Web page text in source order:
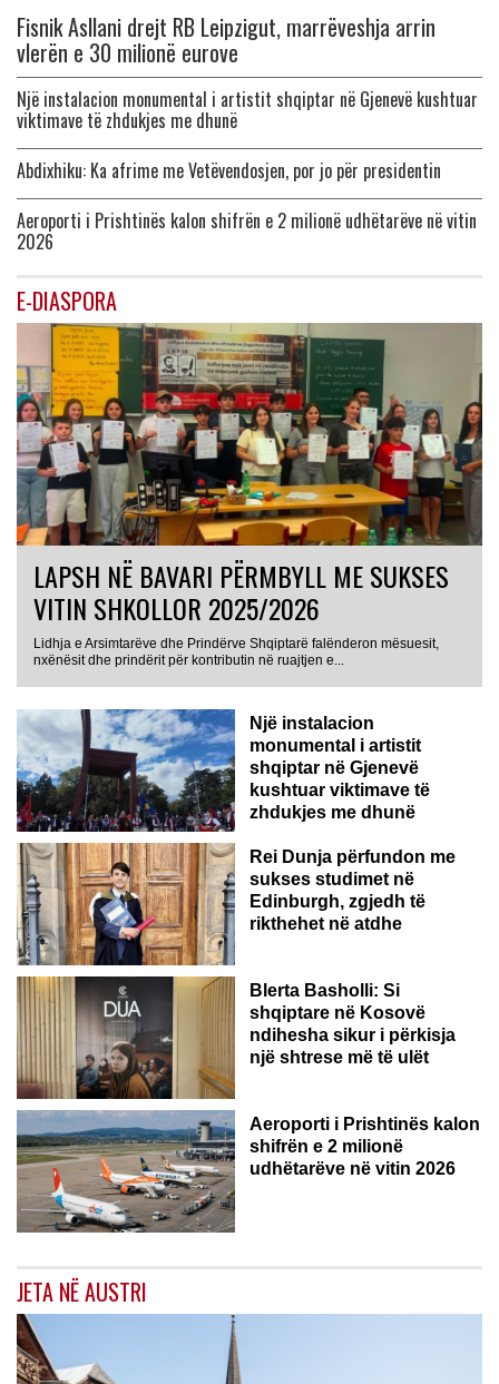
Fisnik Asllani drejt RB Leipzigut, marrëveshja arrin
vlerën e 30 milionë eurove
Një instalacion monumental i artistit shqiptar në Gjenevë kushtuar
viktimave të zhdukjes me dhunë
Abdixhiku: Ka afrime me Vetëvendosjen, por jo për presidentin
Aeroporti i Prishtinës kalon shifrën e 2 milionë udhëtarëve në vitin
2026
E-DIASPORA
LAPSH NË BAVARI PËRMBYLL ME SUKSES
VITIN SHKOLLOR 2025/2026
Lidhja e Arsimtarëve dhe Prindërve Shqiptarë falënderon mësuesit,
nxënësit dhe prindërit për kontributin në ruajtjen e...
Një instalacion
monumental i artistit
shqiptar në Gjenevë
kushtuar viktimave të
zhdukjes me dhunë
Rei Dunja përfundon me
sukses studimet në
Edinburgh, zgjedh të
rikthehet në atdhe
Blerta Basholli: Si
shqiptare në Kosovë
ndihesha sikur i përkisja
një shtrese më të ulët
Aeroporti i Prishtinës kalon
shifrën e 2 milionë
udhëtarëve në vitin 2026
JETA NË AUSTRI